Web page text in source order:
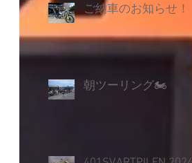
ご納車のお知らせ！
朝ツーリング🏍